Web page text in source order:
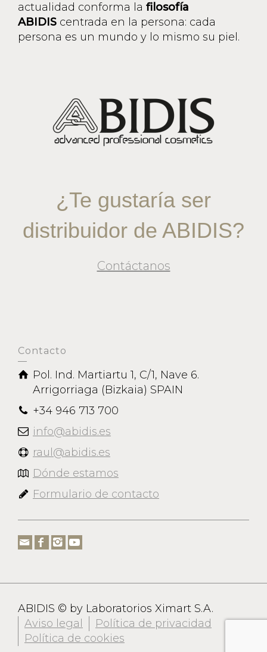
actualidad conforma la filosofía
ABIDIS centrada en la persona: cada
persona es un mundo y lo mismo su piel.
¿Te gustaría ser
distribuidor de ABIDIS?
Contáctanos
Contacto
Pol. Ind. Martiartu 1, C/1, Nave 6.
Arrigorriaga (Bizkaia) SPAIN
+34 946 713 700
info@abidis.es
raul@abidis.es
Dónde estamos
Formulario de contacto
ABIDIS © by Laboratorios Ximart S.A.
Aviso legal
Política de privacidad
Política de cookies